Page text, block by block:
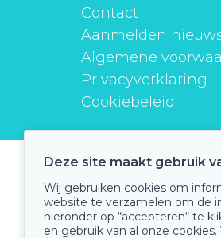
Contact
Aanmelden
Algemene
Privacyverklaring
Cookiebeleid
Deze site maakt gebruik
Wij gebruiken cookies om
website te verzamelen om de
hieronder op “accepteren“ te
en gebruik van al onze